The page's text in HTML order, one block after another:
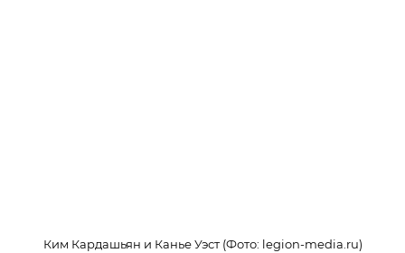
Ким Кардашьян и Канье Уэст (Фото: legion-media.ru)